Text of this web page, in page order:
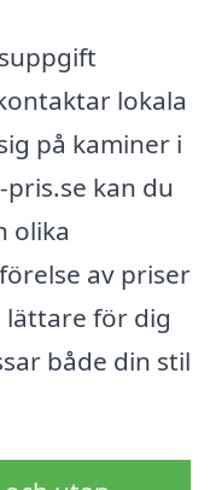
lokala
på kaminer i
kan du
olika
av priser
lättare för dig
både din stil